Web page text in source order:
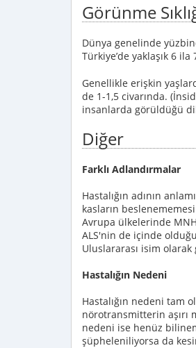
Görünme
Dünya genelinde
Türkiye’de yaklaşık 6
Genellikle erişkin
de 1-1,5 civarında.
insanlarda görüldüğü
Diğer
Farklı Adlandırmalar
Hastalığın adının
kasların
Avrupa ülkelerinde
ALS'nin de içinde
Uluslararası isim
Hastalığın Nedeni
Hastalığın nedeni tam
nörotransmitterin
nedeni ise henüz
şüpheleniliyorsa da